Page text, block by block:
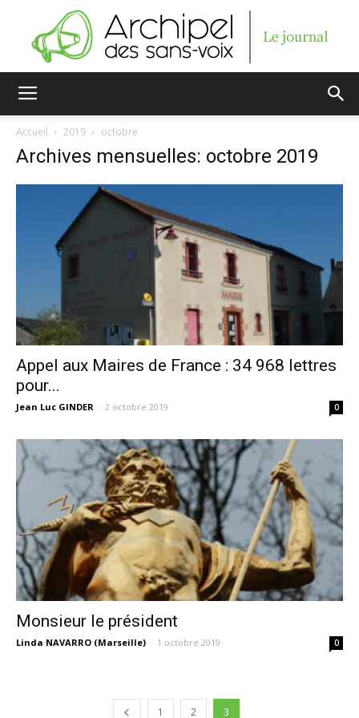
sans-
voix
Accueil 2019 octobre
Archives mensuelles: octobre 2019
Appel aux Maires de France : 34 968 lettres
pour...
Jean Luc GINDER - 2 octobre 2019 0
Monsieur le président
Linda NAVARRO (Marseille) - 1 octobre 2019 0
1 2 3